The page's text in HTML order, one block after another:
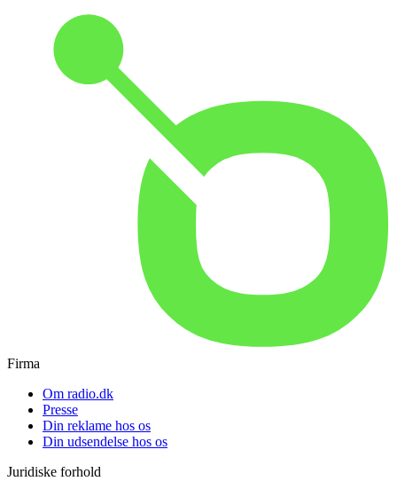
Firma
Om radio.dk
Presse
Din reklame hos os
Din udsendelse hos os
Juridiske forhold